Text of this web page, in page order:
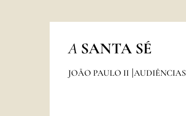
A SANTA SÉ
JOÃO PAULO II AUDIÊNCIAS